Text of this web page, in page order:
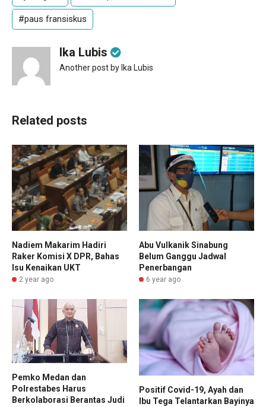
#paus fransiskus
Ika Lubis
Another post by Ika Lubis
Related posts
Nadiem Makarim Hadiri
Raker Komisi X DPR, Bahas
Isu Kenaikan UKT
2 year ago
Abu Vulkanik Sinabung
Belum Ganggu Jadwal
Penerbangan
6 year ago
Pemko Medan dan
Polrestabes Harus
Berkolaborasi Berantas Judi
Positif Covid-19, Ayah dan
Ibu Tega Telantarkan Bayinya